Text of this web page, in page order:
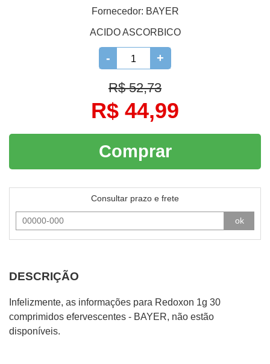
Fornecedor: BAYER
ACIDO ASCORBICO
- +
R$ 52,73
R$ 44,99
Comprar
Consultar prazo e frete
ok
DESCRIÇÃO
Infelizmente, as informações para Redoxon 1g 30
comprimidos efervescentes - BAYER, não estão
disponíveis.